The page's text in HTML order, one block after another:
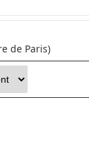
de Paris)